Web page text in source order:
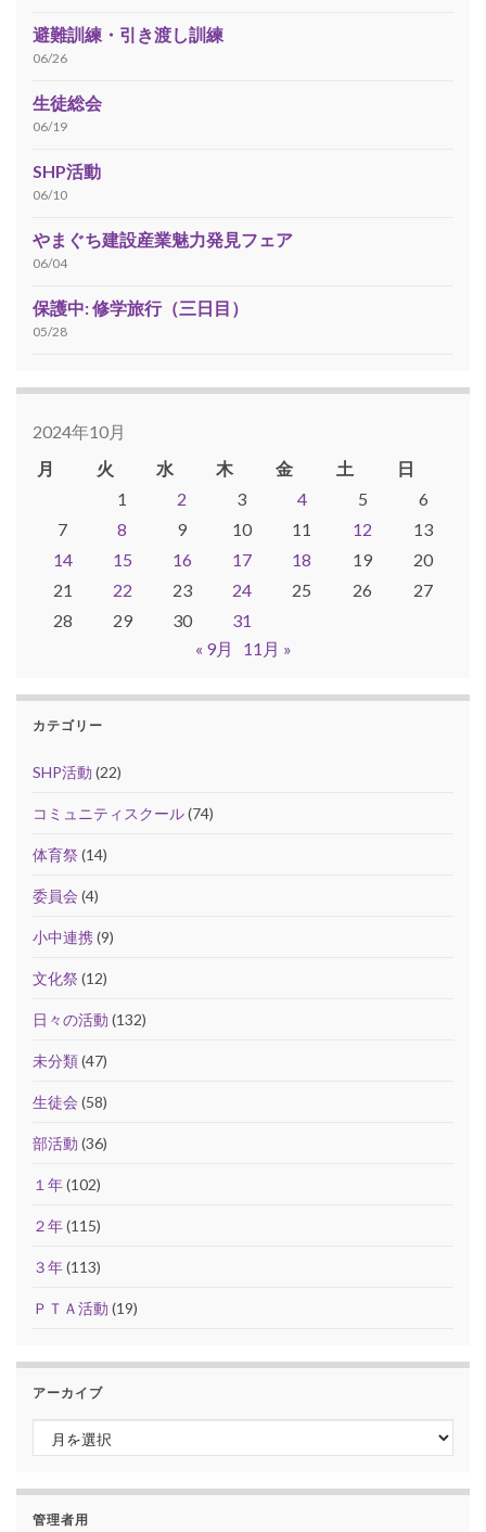
避難訓練・引き渡し訓練
06/26
生徒総会
06/19
SHP活動
06/10
やまぐち建設産業魅力発見フェア
06/04
保護中: 修学旅行（三日目）
05/28
2024年10月
月
火 水 木 金 土
日
1
2 3 4 5
6
7
8 9 10 11 12
13
14
15 16 17 18 19
20
21
22 23 24 25 26
27
28
29 30
31
« 9月
11月 »
カテゴリー
SHP活動 (22)
コミュニティスクール(74)
体育祭 (14)
委員会 (4)
小中連携(9)
文化祭 (12)
日々の活動 (132)
未分類(47)
生徒会 (58)
部活動 (36)
１年(102)
２年(115)
３年(113)
ＰＴＡ活動 (19)
アーカイブ
アーカイブ
管理者用